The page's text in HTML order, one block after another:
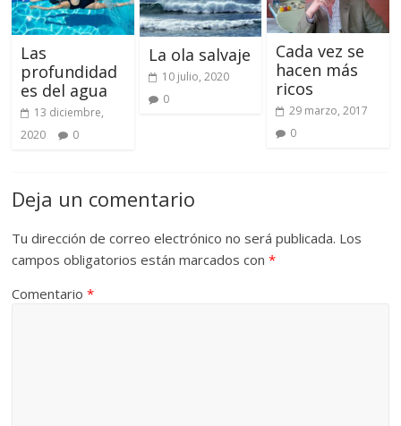
Las
profundidad
es del agua
13 diciembre,
2020
0
La ola salvaje
10 julio, 2020
0
Cada vez se
hacen más
ricos
29 marzo, 2017
0
Deja un comentario
Tu dirección de correo electrónico no será publicada. Los
campos obligatorios están marcados con*
Comentario*